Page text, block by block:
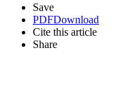
Save
PDFDownload
Cite this article
Share